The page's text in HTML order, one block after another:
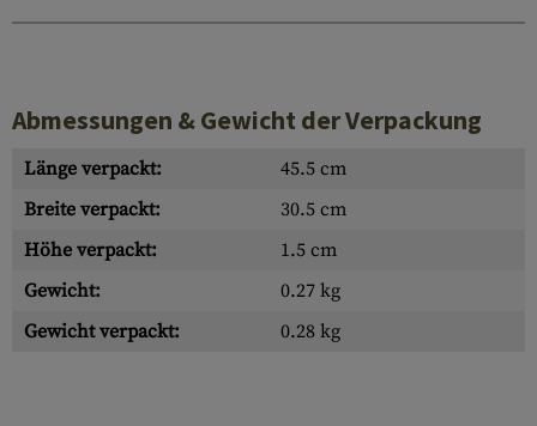
Abmessungen & Gewicht der Verpackung
Länge verpackt:
45.5 cm
Breite verpackt:
30.5 cm
Höhe verpackt:
1.5 cm
Gewicht:
0.27 kg
Gewicht verpackt:
0.28 kg